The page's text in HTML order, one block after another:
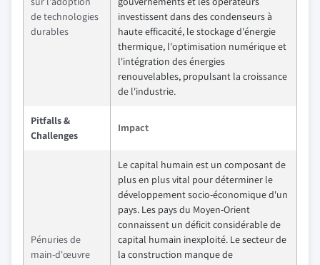
de technologies
durables
investissent dans des condenseurs à
haute efficacité, le stockage d'énergie
thermique, l'optimisation numérique et
l'intégration des énergies
renouvelables, propulsant la croissance
de l'industrie.
Pitfalls &
Challenges
Impact
Pénuries de
main-d'œuvre
Le capital humain est un composant de
plus en plus vital pour déterminer le
développement socio-économique d'un
pays. Les pays du Moyen-Orient
connaissent un déficit considérable de
capital humain inexploité. Le secteur de
la construction manque de